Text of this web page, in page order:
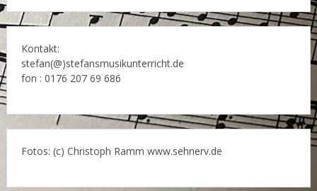
Kontakt:
stefan(@)stefansmusikunterricht.de
fon : 0176 207 69 686
Fotos: (c) Christoph Ramm www.sehnerv.de